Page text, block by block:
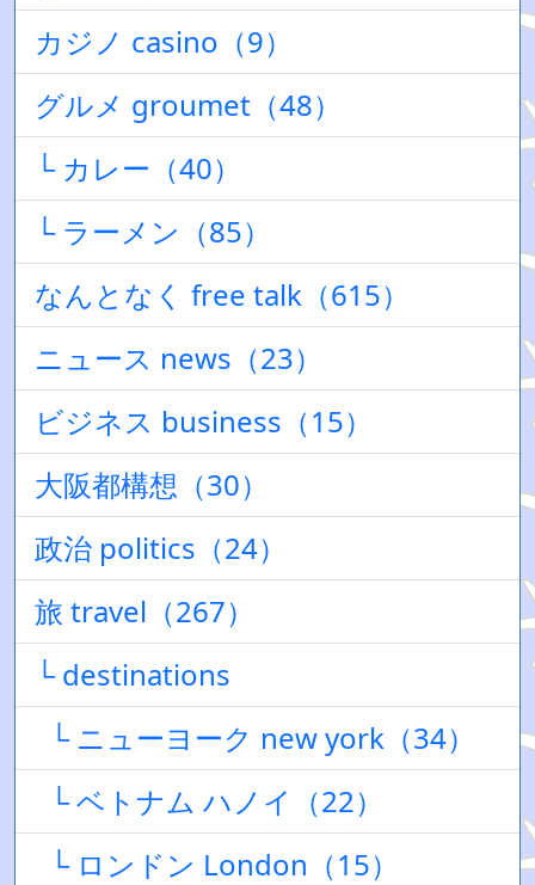
カジノ casino（9）
グルメ groumet（48）
└ カレー（40）
└ ラーメン（85）
なんとなく free talk（615）
ニュース news（23）
ビジネス business（15）
大阪都構想（30）
政治 politics（24）
旅 travel（267）
└ destinations
└ ニューヨーク new york（34）
└ ベトナム ハノイ（22）
└ ロンドン London（15）